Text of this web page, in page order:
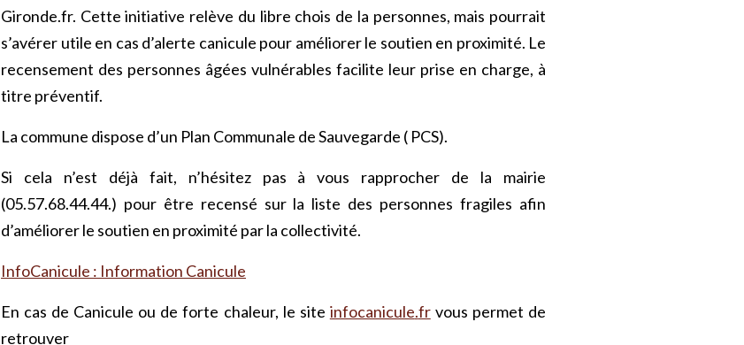
Gironde.fr. Cette initiative relève du libre chois de la personnes, mais pourrait
s’avérer utile en cas d’alerte canicule pour améliorer le soutien en proximité. Le
recensement des personnes âgées vulnérables facilite leur prise en charge, à
titre préventif.
La commune dispose d’un Plan Communale de Sauvegarde ( PCS).
Si cela n’est déjà fait, n’hésitez pas à vous rapprocher de la mairie
(05.57.68.44.44.) pour être recensé sur la liste des personnes fragiles afin
d’améliorer le soutien en proximité par la collectivité.
InfoCanicule : Information Canicule
En cas de Canicule ou de forte chaleur, le site infocanicule.frvous permet de
retrouver